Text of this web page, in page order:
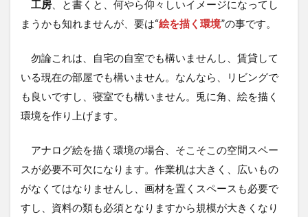
工房 、と書くと、何やら仰々しいイメージになってし
まうかも知れませんが、要は“絵を描く環境”の事です。
勿論これは、自宅の自室でも構いませんし、賃貸して
いる現在の部屋でも構いません。なんなら、リビングで
も良いですし、寝室でも構いません。兎に角、絵を描く
環境を作り上げます。
アナログ絵を描く環境の場合、そこそこの空間スペー
スが必要不可欠になります。作業机は大きく、広いもの
がなくてはなりませんし、画材を置くスペースも必要で
すし、資料の類も必須となりますから規模が大きくなり